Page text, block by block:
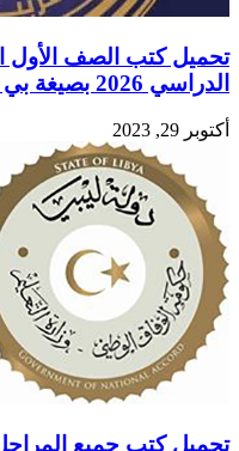
تحميل كتب الصف الأول
الدراسي 2026 بصيغة بي دي اف
أكتوبر 29, 2023
تحميل كتب جميع